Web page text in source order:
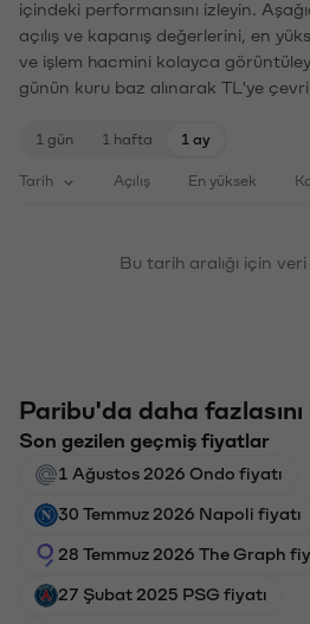
içindeki performansını izleyin.
açılış ve kapanış değerlerini, en
ve işlem hacmini kolayca
günün kuru baz alınarak TL'ye
1 gün 1 hafta 1 ay
Tarih Açılış En yüksek
Bu tarih aralığı için
Paribu'da daha
Son gezilen geçmiş fiyatlar
1 Ağustos 2026 Ondo fiyatı
30 Temmuz 2026 Napoli fiyatı
28 Temmuz 2026 The Graph
27 Şubat 2025 PSG fiyatı